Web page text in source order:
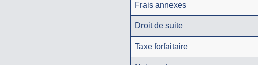
Frais annexes
Droit de suite
Taxe forfaitaire